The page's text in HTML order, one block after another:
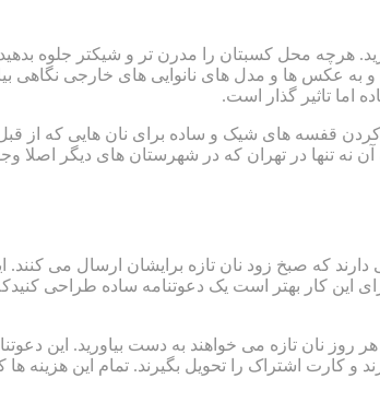
محل کسبتان را مدرن تر و شیکتر جلوه بدهید،
عکس ها و مدل های نانوایی های خارجی نگاهی
اما تاثیر گذار است.
کردن قفسه های شیک و ساده برای نان هایی
نه تنها در تهران که در شهرستان های دیگر اصلا
دارند که صبخ زود نان تازه برایشان ارسال می
این کار بهتر است یک دعوتنامه ساده طراحی
روز نان تازه می خواهند به دست بیاورید. این